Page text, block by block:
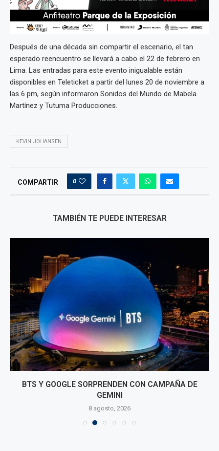
Después de una década sin compartir el escenario, el tan
esperado reencuentro se llevará a cabo el 22 de febrero en
Lima. Las entradas para este evento inigualable están
disponibles en Teleticket a partir del lunes 20 de noviembre a
las 6 pm, según informaron Sonidos del Mundo de Mabela
Martínez y Tutuma Producciones.
KEVIN JOHANSEN
COMPARTIR 0
TAMBIÉN TE PUEDE INTERESAR
BTS Y GOOGLE SORPRENDEN CON CAMPAÑA DE
GEMINI
8 agosto, 2026